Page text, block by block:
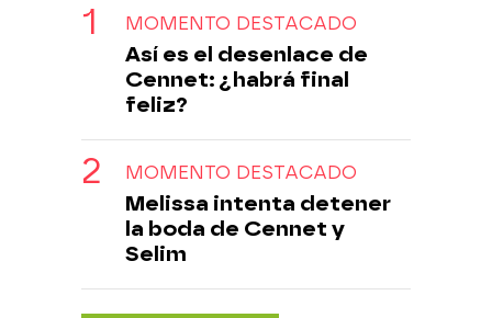
MOMENTO DESTACADO
Así es el desenlace de
Cennet: ¿habrá final
feliz?
MOMENTO DESTACADO
Melissa intenta detener
la boda de Cennet y
Selim